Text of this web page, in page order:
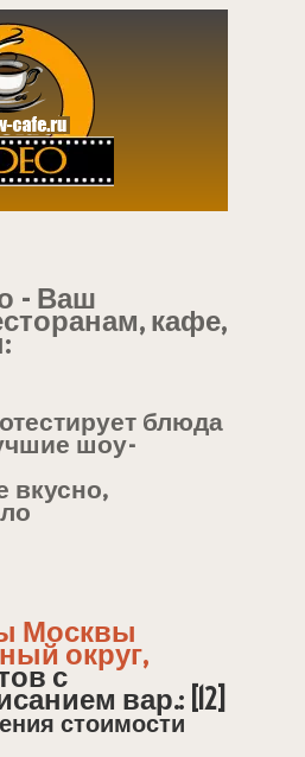
- Ваш
кафе,
блюда
шоу-
вкусно,
Москвы
округ,
с
вар.: [12]
стоимости